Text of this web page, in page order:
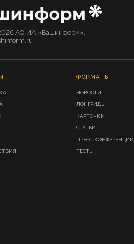
АО ИА «Башинформ».
ФОРМАТЫ
НОВОСТИ
ЛОНГРИДЫ
КАРТОЧКИ
СТАТЬИ
ПРЕСС-КОНФЕРЕНЦИИ
ТЕСТЫ